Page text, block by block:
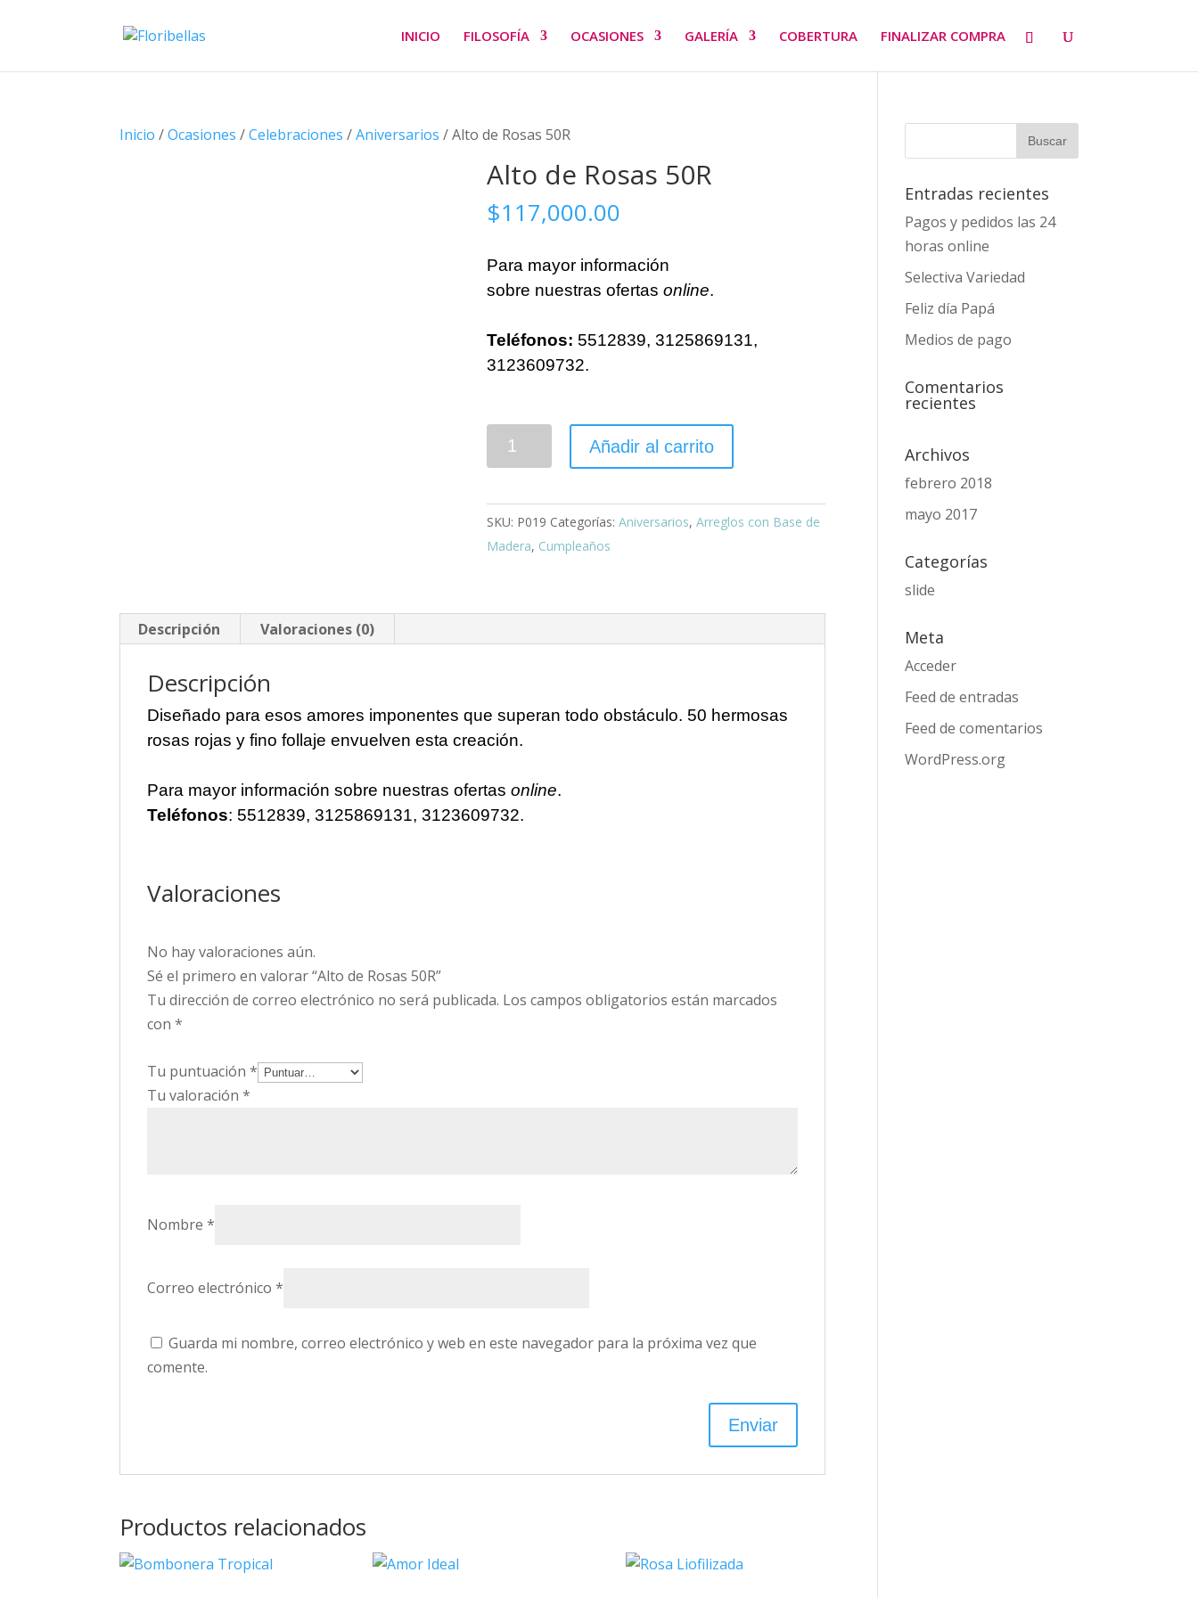
INICIO FILOSOFÍA OCASIONES GALERÍA COBERTURA FINALIZAR COMPRA
Inicio /Ocasiones /Celebraciones /Aniversarios / Alto de Rosas 50R
Alto de Rosas 50R
$117,000.00
Para mayor información
sobre nuestras ofertasonline.
Teléfonos: 5512839, 3125869131,
3123609732.
Alto
50R
cantidad
Añadir al carrito
SKU: P019 Categorías:Aniversarios,Arreglos con Base de
Madera, Cumpleaños
Descripción Valoraciones (0)
Descripción
Diseñado para esos amores imponentes que superan todo obstáculo. 50 hermosas
rosas rojas y fino follaje envuelven esta creación.
Para mayor información sobre nuestras ofertasonline.
Teléfonos: 5512839, 3125869131, 3123609732.
Valoraciones
No hay valoraciones aún.
Sé el primero en valorar “Alto de Rosas 50R”
Tu dirección de correo electrónico no será publicada. Los campos obligatorios están marcados
con*
Tu puntuación*
Tu valoración*
Nombre*
Correo electrónico*
Guarda mi nombre, correo electrónico y web en este navegador para la próxima vez que
comente.
Productos relacionados
Entradas recientes
Pagos y pedidos las 24
horas online
Selectiva Variedad
Feliz día Papá
Medios de pago
Comentarios
recientes
Archivos
febrero 2018
mayo 2017
Categorías
slide
Meta
Acceder
Feed de entradas
Feed de comentarios
WordPress.org